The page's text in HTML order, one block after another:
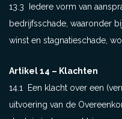
13.3 Iedere vorm van
bedrijfsschade, waaronder
winst en stagnatieschade,
Artikel 14 – Klachten
14.1 Een klacht over een
uitvoering van de